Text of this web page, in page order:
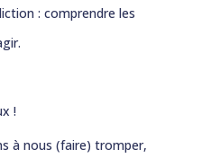
: comprendre les
!
à nous (faire) tromper,